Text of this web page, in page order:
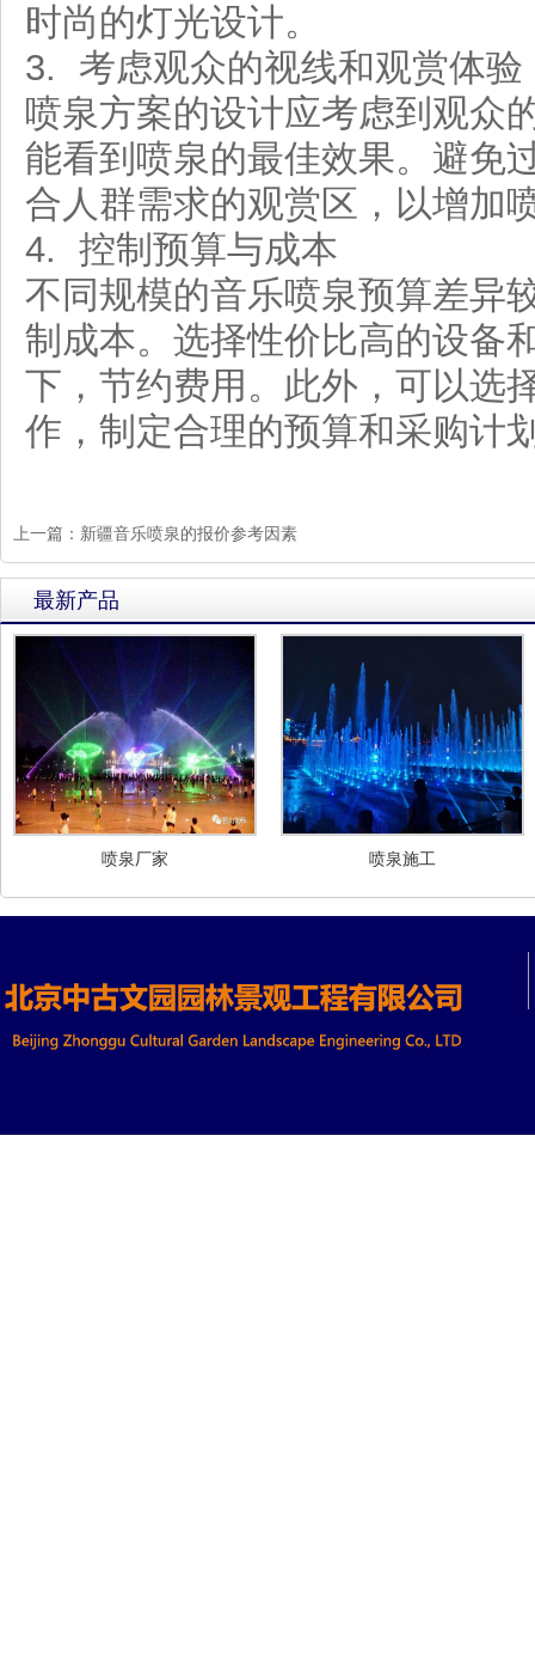
时尚的灯光设计。
3. 考虑观众的视线和观赏体验
喷泉方案的设计应考虑到观众
能看到喷泉的最佳效果。避免
合人群需求的观赏区，以增加
4. 控制预算与成本
不同规模的音乐喷泉预算差异
制成本。选择性价比高的设备
下，节约费用。此外，可以选
作，制定合理的预算和采购计
上一篇： 新疆音乐喷泉的报价参考因素
最新产品
喷泉厂家 喷泉施工